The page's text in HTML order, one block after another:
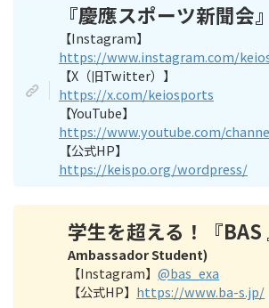
『慶應スポーツ新聞会』
【Instagram】
https://www.instagram.com/
【X（旧Twitter）】
https://x.com/keiosports
【YouTube】
https://www.youtube.com/
【公式HP】
https://keispo.org/wordpress/
学生を超える！『BAS
Ambassador Student)
【Instagram】@bas_exa
【公式HP】 https://www.ba-s.jp/